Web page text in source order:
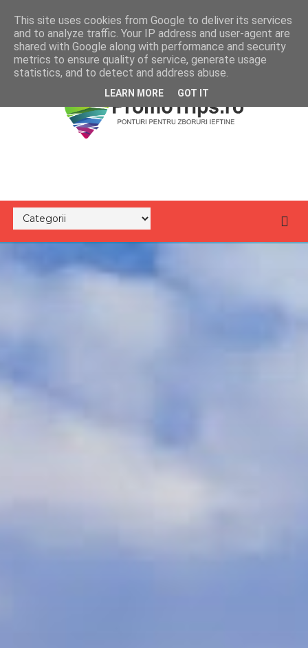
This site uses cookies from Google to deliver its services
and to analyze traffic. Your IP address and user-agent are
shared with Google along with performance and security
metrics to ensure quality of service, generate usage
statistics, and to detect and address abuse.
LEARN MORE GOT IT